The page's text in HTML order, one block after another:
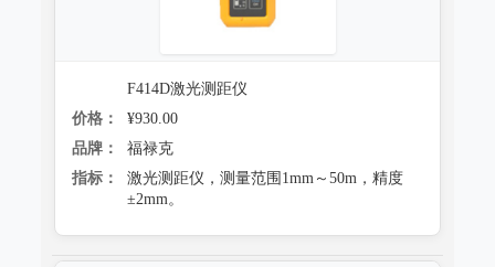
F414D激光测距仪
价格：
¥930.00
品牌：
福禄克
指标：
激光测距仪，测量范围1mm～50m，精度
±2mm。